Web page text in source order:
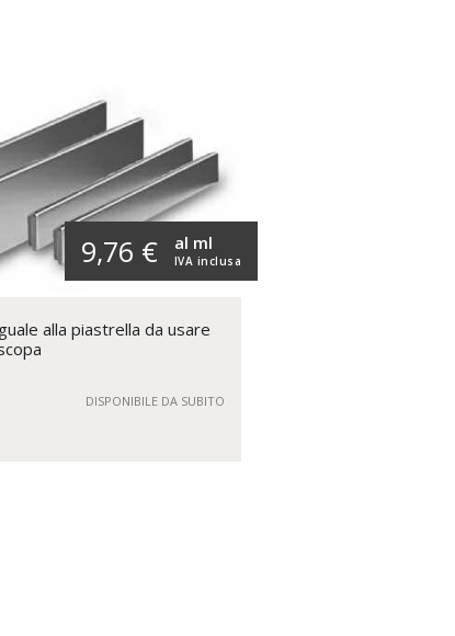
9,76 € IVA inclusa
al ml
alla piastrella da usare
DISPONIBILE DA SUBITO